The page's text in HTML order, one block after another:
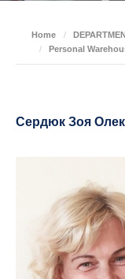
Home /
/
Personal
Сердюк Зоя